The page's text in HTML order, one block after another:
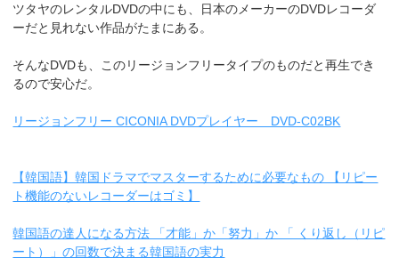
ツタヤのレンタルDVDの中にも、日本のメーカーのDVDレコーダ
ーだと見れない作品がたまにある。
そんなDVDも、このリージョンフリータイプのものだと再生でき
るので安心だ。
リージョンフリー CICONIA DVDプレイヤー DVD-C02BK
【韓国語】韓国ドラマでマスターするために必要なもの 【リピー
ト機能のないレコーダーはゴミ】
韓国語の達人になる方法 「才能」か「努力」か 「 くり返し（リピ
ート）」の回数で決まる韓国語の実力